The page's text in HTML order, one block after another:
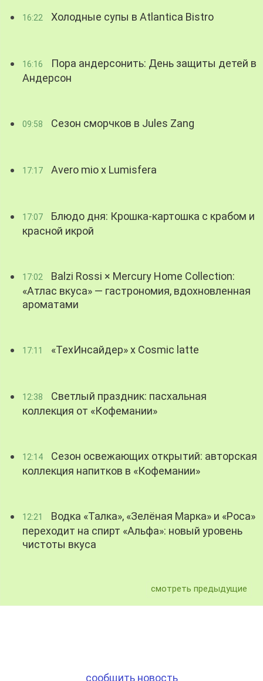
16:22 Холодные супы в Atlantica Bistro
16:16
Пора андерсонить: День защиты детей в
Андерсон
09:58 Сезон сморчков в Jules Zang
17:17 Avero mio x Lumisfera
17:07
Блюдо дня: Крошка-картошка с крабом и
красной икрой
17:02
Balzi Rossi × Mercury Home Collection:
«Атлас вкуса» — гастрономия, вдохновленная
ароматами
17:11 «ТехИнсайдер» х Cosmic latte
12:38
Светлый праздник: пасхальная
коллекция от «Кофемании»
12:14
Сезон освежающих открытий: авторская
коллекция напитков в «Кофемании»
12:21
Водка «Талка», «Зелёная Марка» и «Роса»
переходит на спирт «Альфа»: новый уровень
чистоты вкуса
смотреть предыдущие
сообщить новость